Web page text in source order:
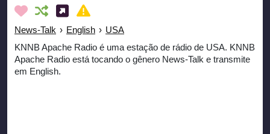
News-Talk › English › USA
KNNB Apache Radio é uma estação de rádio de USA. KNNB
Apache Radio está tocando o gênero News-Talk e transmite
em English.